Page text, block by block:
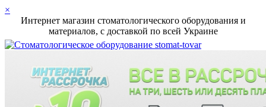
×
Интернет магазин стоматологического оборудования и
материалов, c доставкой по всей Украине